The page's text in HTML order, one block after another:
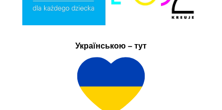
Українською – тут